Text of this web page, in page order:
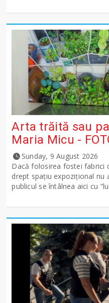
Arta trăită sau
Maria Micu -
Sunday, 9 August 2026
Dacă folosirea fostei fabrici
drept spațiu expozițional
publicul se întâlnea aici cu